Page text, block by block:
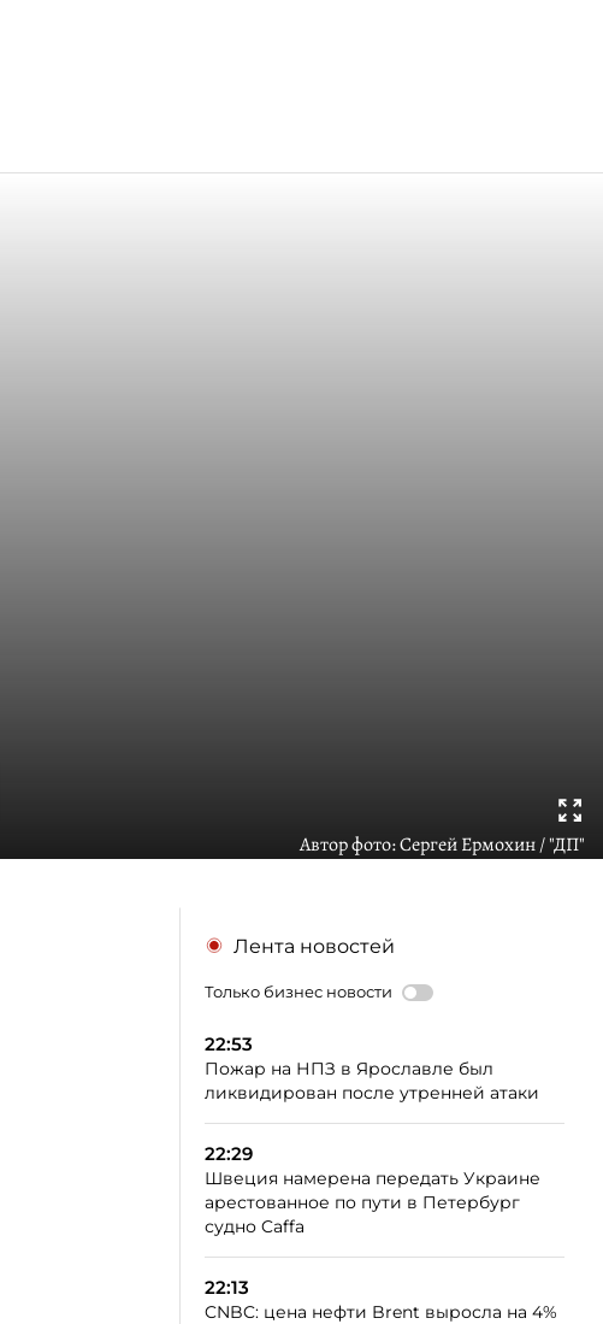
Автор фото:Сергей Ермохин / "ДП"
Лента новостей
Только бизнес новости
22:53
Пожар на НПЗ в Ярославле был
ликвидирован после утренней атаки
22:29
Швеция намерена передать Украине
арестованное по пути в Петербург
судно Caffa
22:13
CNBC: цена нефти Brent выросла на 4%